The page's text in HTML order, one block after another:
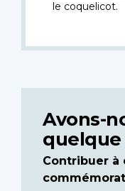
le coquelicot.
Avons-
quelque
Contribuer à